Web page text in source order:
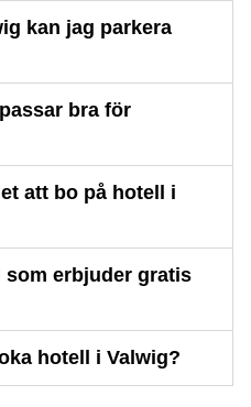
kan jag parkera
bra för
att bo på hotell i
som erbjuder gratis
hotell i Valwig?